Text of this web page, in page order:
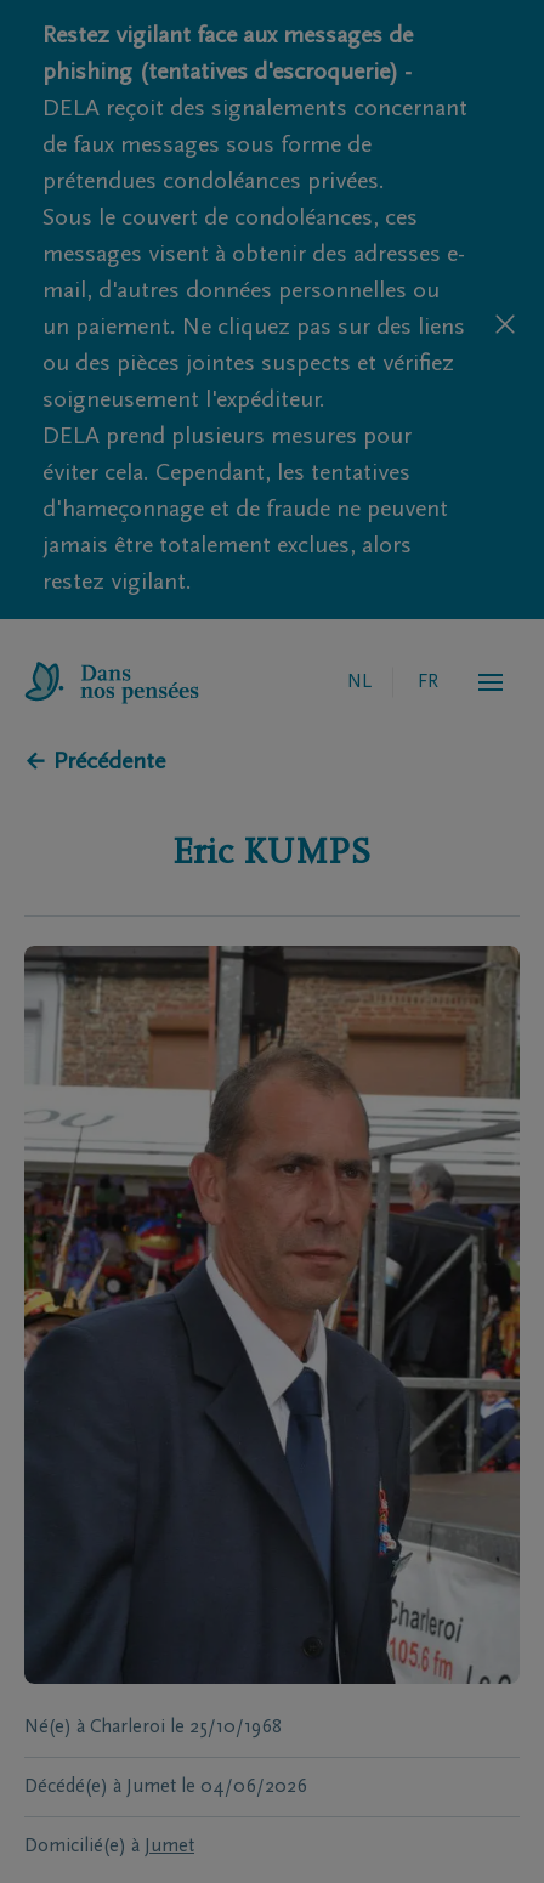
Restez vigilant face aux messages de
phishing (tentatives d'escroquerie) -
DELA reçoit des signalements concernant
de faux messages sous forme de
prétendues condoléances privées.
Sous le couvert de condoléances, ces
messages visent à obtenir des adresses e-
mail, d'autres données personnelles ou
un paiement. Ne cliquez pas sur des liens
ou des pièces jointes suspects et vérifiez
soigneusement l'expéditeur.
DELA prend plusieurs mesures pour
éviter cela. Cependant, les tentatives
d'hameçonnage et de fraude ne peuvent
jamais être totalement exclues, alors
restez vigilant.
NL FR
← Précédente
Eric KUMPS
Né(e) à Charleroi le 25/10/1968
Décédé(e) à Jumet le 04/06/2026
Domicilié(e) à Jumet